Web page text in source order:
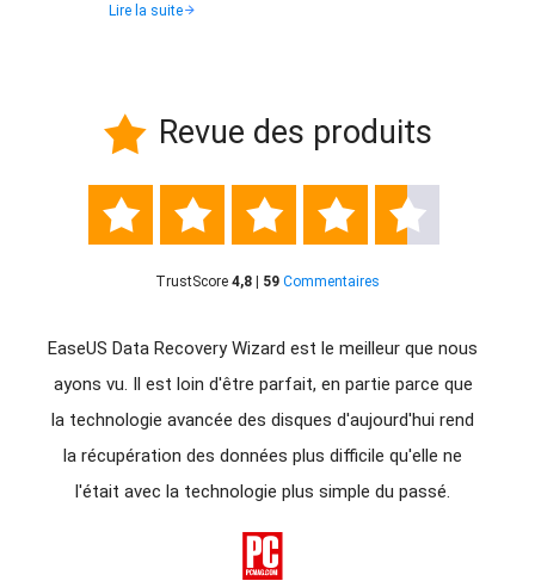
Lire la suite
 Revue des produits
    
TrustScore 4,8 | 59 Commentaires
EaseUS Data Recovery Wizard est le meilleur que nous
ayons vu. Il est loin d'être parfait, en partie parce que
la technologie avancée des disques d'aujourd'hui rend
la récupération des données plus difficile qu'elle ne
l'était avec la technologie plus simple du passé.
